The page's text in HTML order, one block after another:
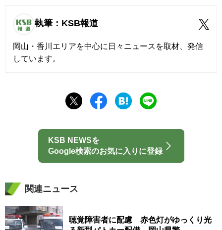
執筆：KSB報道
岡山・香川エリアを中心に日々ニュースを取材、発信
しています。
KSB NEWSを
Google検索のお気に入りに登録
関連ニュース
聴覚障害者に配慮 赤色灯がゆっくり光